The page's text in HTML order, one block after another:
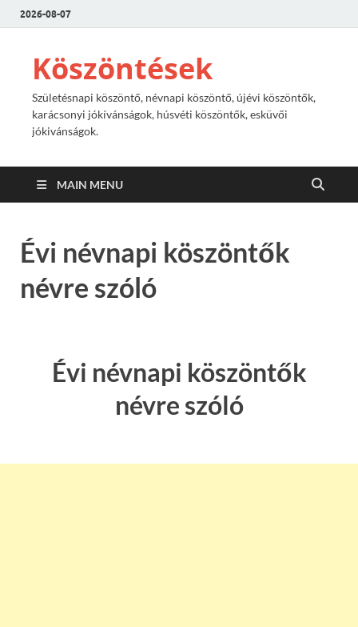
2026-08-07
Köszöntések
Születésnapi köszöntő, névnapi köszöntő, újévi köszöntők,
karácsonyi jókívánságok, húsvéti köszöntők, esküvői
jókivánságok.
MAIN MENU
Évi névnapi köszöntők
névre szóló
Évi névnapi köszöntők
névre szóló